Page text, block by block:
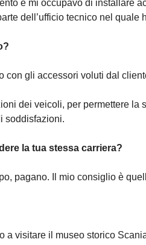
e mi occupavo di installare
dell’ufficio tecnico nel
con gli accessori voluti dal
dei veicoli, per permettere
soddisfazioni.
la tua stessa carriera?
pagano. Il mio consiglio è
a visitare il museo storico